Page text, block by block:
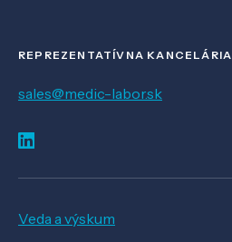
REPREZENTATÍVNA KANCELÁRIA
sales@medic-labor.sk
Veda a výskum